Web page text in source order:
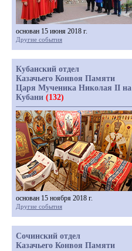
основан 15 июня 2018 г.
Другие события
Кубанский отдел
Казачьего Конвоя Памяти
Царя Мученика Николая II на
Кубани (132)
основан 15 ноября 2018 г.
Другие события
Сочинский отдел
Казачьего Конвоя Памяти